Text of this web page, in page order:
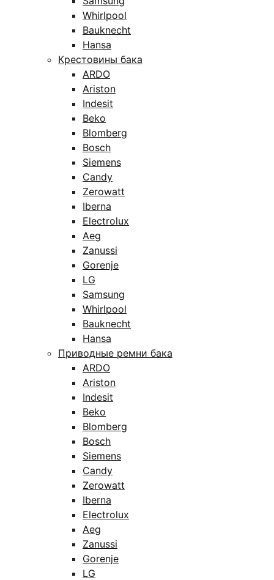
Whirlpool
Bauknecht
Hansa
Крестовины бака
ARDO
Ariston
Indesit
Beko
Blomberg
Bosch
Siemens
Candy
Zerowatt
Iberna
Electrolux
Aeg
Zanussi
Gorenje
LG
Samsung
Whirlpool
Bauknecht
Hansa
Приводные ремни бака
ARDO
Ariston
Indesit
Beko
Blomberg
Bosch
Siemens
Candy
Zerowatt
Iberna
Electrolux
Aeg
Zanussi
Gorenje
LG